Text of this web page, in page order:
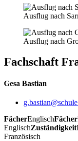
Ausflug nach
Ausflug nach
Fachschaft
Gesa Bastian
FächerEnglischFächer
EnglischZuständigkeit
Französisch